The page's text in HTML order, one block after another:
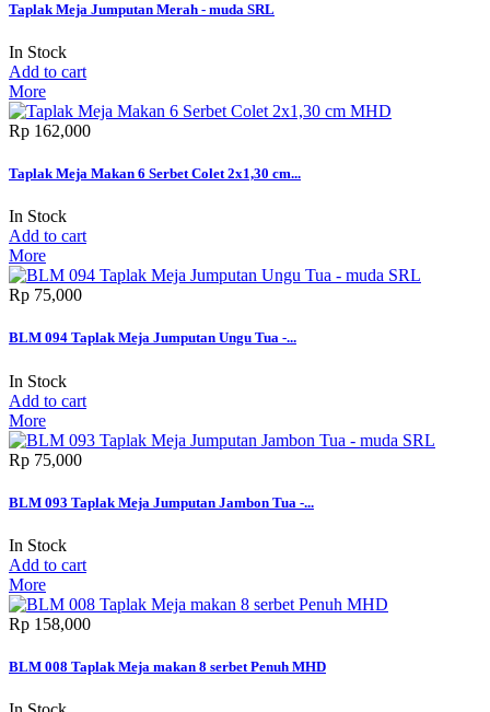
Taplak Meja Jumputan Merah - muda SRL
In Stock
Add to cart
More
Rp‎ 162,000
Taplak Meja Makan 6 Serbet Colet 2x1,30 cm...
In Stock
Add to cart
More
Rp‎ 75,000
BLM 094 Taplak Meja Jumputan Ungu Tua -...
In Stock
Add to cart
More
Rp‎ 75,000
BLM 093 Taplak Meja Jumputan Jambon Tua -...
In Stock
Add to cart
More
Rp‎ 158,000
BLM 008 Taplak Meja makan 8 serbet Penuh MHD